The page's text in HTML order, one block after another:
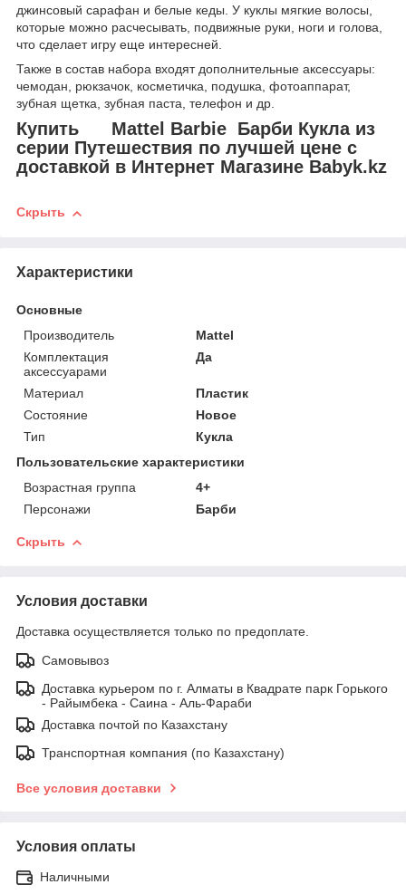
джинсовый сарафан и белые кеды. У куклы мягкие волосы,
которые можно расчесывать, подвижные руки, ноги и голова,
что сделает игру еще интересней.
Также в состав набора входят дополнительные аксессуары:
чемодан, рюкзачок, косметичка, подушка, фотоаппарат,
зубная щетка, зубная паста, телефон и др.
Купить
Mattel Barbie Барби Кукла из
серии Путешествия по лучшей цене с
доставкой в Интернет Магазине Babyk.kz
Скрыть
Характеристики
Основные
Производитель
Mattel
Комплектация
аксессуарами
Да
Материал
Пластик
Состояние
Новое
Тип
Кукла
Пользовательские характеристики
Возрастная группа
4+
Персонажи
Барби
Скрыть
Условия доставки
Доставка осуществляется только по предоплате.
Самовывоз
Доставка курьером по г. Алматы в Квадрате парк Горького
- Райымбека - Саина - Аль-Фараби
Доставка почтой по Казахстану
Транспортная компания (по Казахстану)
Все условия доставки
Условия оплаты
Наличными